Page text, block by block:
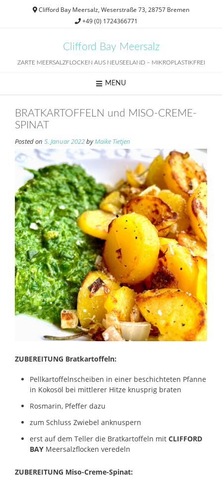
Clifford Bay Meersalz, Weserstraße 73, 28757 Bremen
+49 (0) 1724366771
Clifford Bay Meersalz
ZARTE MEERSALZFLOCKEN AUS NEUSEELAND – MIKROPLASTIKFREI
MENU
BRATKARTOFFELN und MISO-CREME-
SPINAT
Posted on 5. Januar 2022byMaike Tietjen
ZUBEREITUNG Bratkartoffeln:
Pellkartoffelnscheiben in einer beschichteten Pfanne
in Kokosöl bei mittlerer Hitze knusprig braten
Rosmarin, Pfeffer dazu
zum Schluss Zwiebel anknuspern
erst auf dem Teller die Bratkartoffeln mit CLIFFORD
BAY Meersalzflocken veredeln
ZUBEREITUNG Miso-Creme-Spinat: